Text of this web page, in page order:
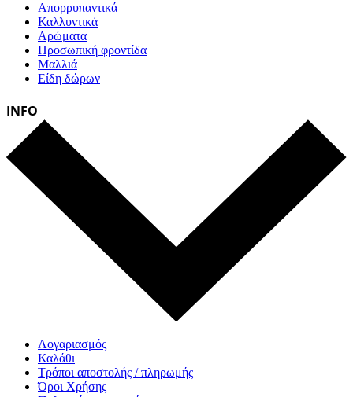
Απορρυπαντικά
Καλλυντικά
Αρώματα
Προσωπική φροντίδα
Μαλλιά
Είδη δώρων
INFO
Λογαριασμός
Καλάθι
Τρόποι αποστολής / πληρωμής
Όροι Χρήσης